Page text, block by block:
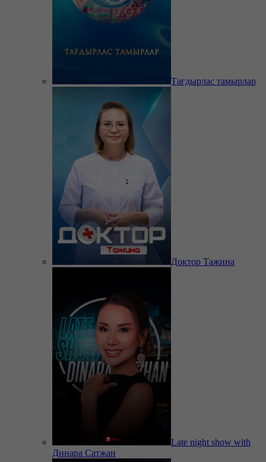
Тағдырлас тамырлар
Доктор Тажина
Late night show with
Динара Сатжан